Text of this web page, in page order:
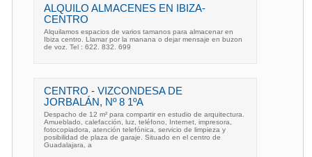
ALQUILO ALMACENES EN IBIZA-
CENTRO
Alquilamos espacios de varios tamanos para almacenar en
Ibiza centro. Llamar por la manana o dejar mensaje en buzon
de voz. Tel : 622. 832. 699
CENTRO - VIZCONDESA DE
JORBALÁN, Nº 8 1ºA
Despacho de 12 m² para compartir en estudio de arquitectura.
Amueblado, calefacción, luz, teléfono, Internet, impresora,
fotocopiadora, atención telefónica, servicio de limpieza y
posibilidad de plaza de garaje. Situado en el centro de
Guadalajara, a